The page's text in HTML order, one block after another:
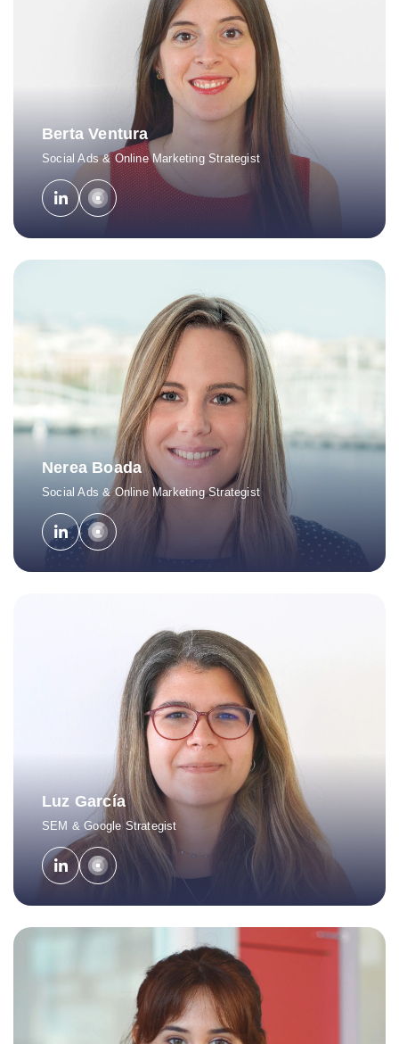
Berta Ventura
Social Ads & Online Marketing Strategist
Nerea Boada
Social Ads & Online Marketing Strategist
Luz García
SEM & Google Strategist